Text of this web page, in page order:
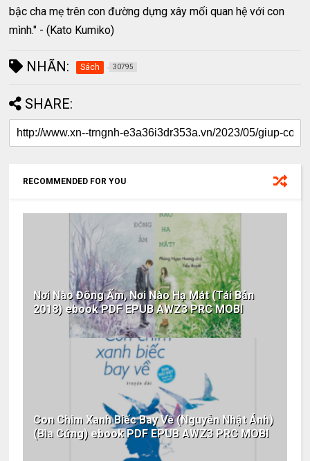
bậc cha mẹ trên con đường dựng xây mối quan hệ với con
mình." - (Kato Kumiko)
NHÃN: Sách 30795
SHARE:
RECOMMENDED FOR YOU
Nơi Nào Đông Ấm, Nơi Nào Hạ Mát (Tái Bản
2018) ebook PDF EPUB AWZ3 PRC MOBI
Con Chim Xanh Biếc Bay Về (Nguyễn Nhật Ánh)
(Bìa Cứng) ebook PDF EPUB AWZ3 PRC MOBI